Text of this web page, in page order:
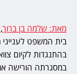
מאת: שלמה בן ברוך,
בית המשפט
בהתנגדות לקיום
במסגרתה הורישה